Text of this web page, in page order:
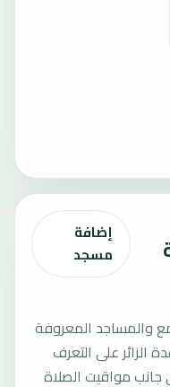
إضافة
مسجد
والمساجد المعروفة
الزائر على التعرف
جانب مواقيت الصلاة